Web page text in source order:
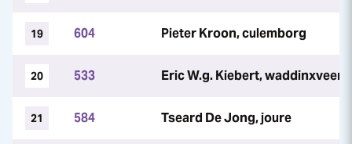
19 604 Pieter Kroon, culemborg
20 533 Eric W.g. Kiebert, waddinxveen
21 584 Tseard De Jong, joure